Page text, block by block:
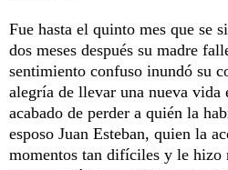
Fue hasta el quinto mes que se
dos meses después su madre
sentimiento confuso inundó su
alegría de llevar una nueva vida
acabado de perder a quién la
esposo Juan Esteban, quien la
momentos tan difíciles y le hizo